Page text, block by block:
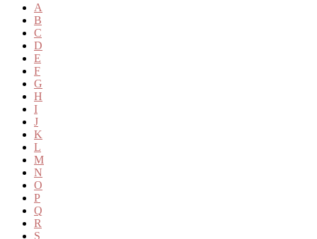
A
B
C
D
E
F
G
H
I
J
K
L
M
N
O
P
Q
R
S